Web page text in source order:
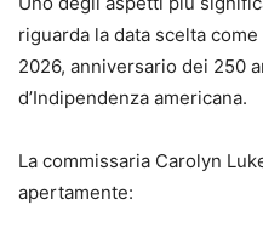
riguarda la data scelta
2026, anniversario dei 250
d’Indipendenza americana.
La commissaria Carolyn
apertamente: